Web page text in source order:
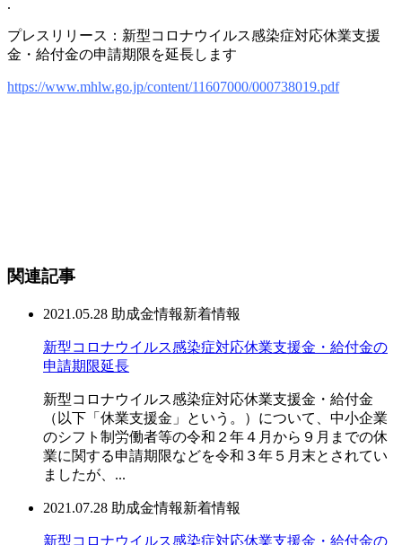
.
プレスリリース：新型コロナウイルス感染症対応休業支援
金・給付金の申請期限を延長します
https://www.mhlw.go.jp/content/11607000/000738019.pdf
関連記事
2021.05.28 助成金情報新着情報
新型コロナウイルス感染症対応休業支援金・給付金の
申請期限延長
新型コロナウイルス感染症対応休業支援金・給付金
（以下「休業支援金」という。）について、中小企業
のシフト制労働者等の令和２年４月から９月までの休
業に関する申請期限などを令和３年５月末とされてい
ましたが、...
2021.07.28 助成金情報新着情報
新型コロナウイルス感染症対応休業支援金・給付金の